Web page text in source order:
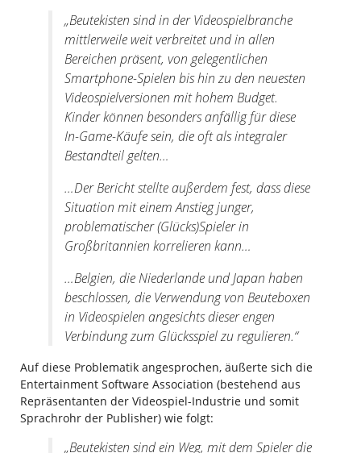
„Beutekisten sind in der Videospielbranche
mittlerweile weit verbreitet und in allen
Bereichen präsent, von gelegentlichen
Smartphone-Spielen bis hin zu den neuesten
Videospielversionen mit hohem Budget.
Kinder können besonders anfällig für diese
In-Game-Käufe sein, die oft als integraler
Bestandteil gelten…
…Der Bericht stellte außerdem fest, dass diese
Situation mit einem Anstieg junger,
problematischer (Glücks)Spieler in
Großbritannien korrelieren kann…
…Belgien, die Niederlande und Japan haben
beschlossen, die Verwendung von Beuteboxen
in Videospielen angesichts dieser engen
Verbindung zum Glücksspiel zu regulieren.“
Auf diese Problematik angesprochen, äußerte sich die
Entertainment Software Association (bestehend aus
Repräsentanten der Videospiel-Industrie und somit
Sprachrohr der Publisher) wie folgt:
„Beutekisten sind ein Weg, mit dem Spieler die